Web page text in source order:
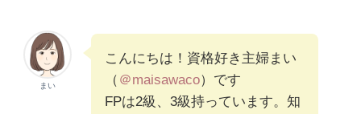
まい
こんにちは！資格好き主婦まい
（ ＠maisawaco）です
FPは2級、3級持っています。知